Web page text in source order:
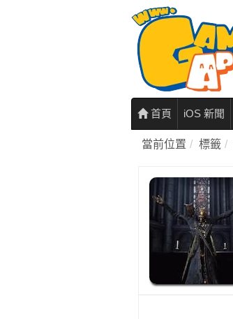
首頁 iOS 新聞
當前位置 標籤